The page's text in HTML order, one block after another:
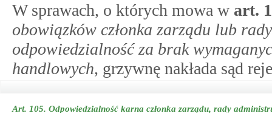
W sprawach, o których mowa w art.
obowiązków członka zarządu lub
odpowiedzialność za brak
handlowych, grzywnę nakłada sąd
Art. 105. Odpowiedzialność karna członka zarządu, rady